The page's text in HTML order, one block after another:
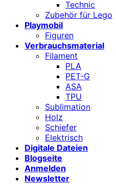
Technic
Zubehör für Lego
Playmobil
Figuren
Verbrauchsmaterial
Filament
PLA
PET-G
ASA
TPU
Sublimation
Holz
Schiefer
Elektrisch
Digitale Dateien
Blogseite
Anmelden
Newsletter